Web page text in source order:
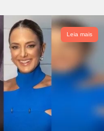
Leia mais